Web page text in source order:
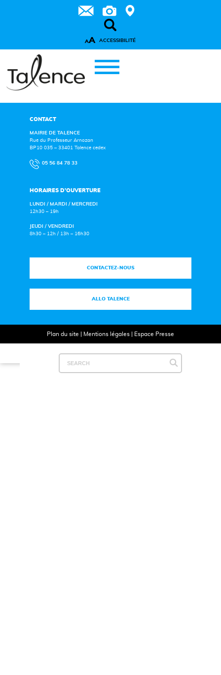
AA ACCESSIBILITÉ
CONTACT
MAIRIE DE TALENCE
Rue du Professeur Arnozan
BP10 035 – 33401 Talence cedex
05 56 84 78 33
HORAIRES D’OUVERTURE
LUNDI / MARDI / MERCREDI
12h30 – 19h
JEUDI / VENDREDI
8h30 – 12h / 13h – 16h30
CONTACTEZ-NOUS
ALLO TALENCE
Plan du site Mentions légales| Espace Presse